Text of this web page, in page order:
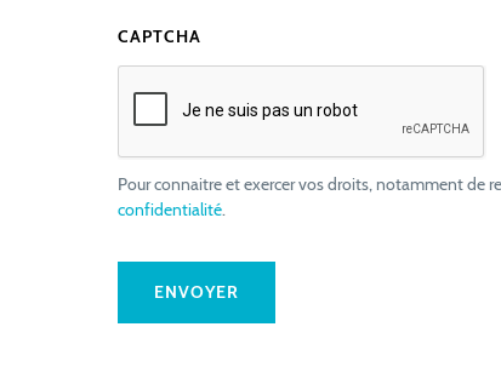
CAPTCHA
Pour connaitre et exercer vos droits, notamment de
confidentialité.